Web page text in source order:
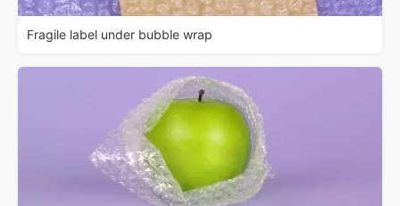
Fragile label under bubble wrap